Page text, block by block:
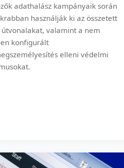
adathalász kampányaik során
használják ki az összetett
útvonalakat, valamint a nem
konfigurált
elleni védelmi